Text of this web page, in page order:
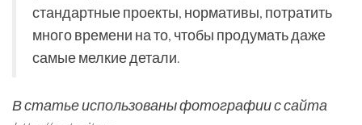
стандартные проекты, нормативы, потратить
много времени на то, чтобы продумать даже
самые мелкие детали.
В статье использованы фотографии с сайта